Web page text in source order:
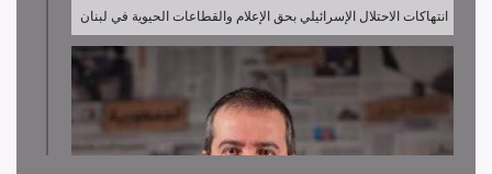
انتهاكات الاحتلال الإسرائيلي بحق الإعلام والقطاعات الحيوية في لبنان